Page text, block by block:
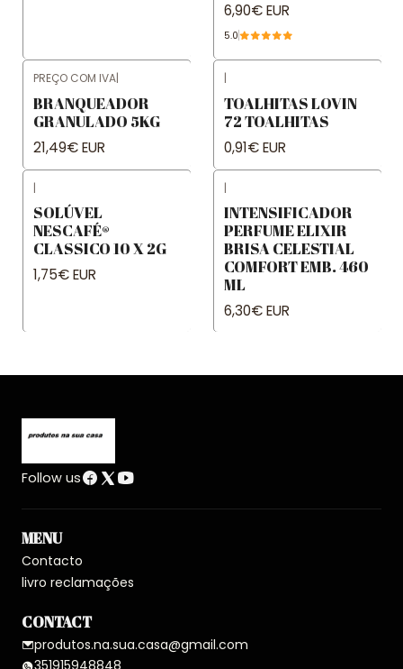
6,90€ EUR
5.0
PREÇO COM IVA|
BRANQUEADOR
GRANULADO 5KG
21,49€ EUR
|
TOALHITAS LOVIN
72 TOALHITAS
0,91€ EUR
|
SOLÚVEL
NESCAFÉ®
CLASSICO 10 X 2G
1,75€ EUR
|
INTENSIFICADOR
PERFUME ELIXIR
BRISA CELESTIAL
COMFORT EMB. 460
ML
6,30€ EUR
Follow us
MENU
Contacto
livro reclamações
CONTACT
produtos.na.sua.casa@gmail.com